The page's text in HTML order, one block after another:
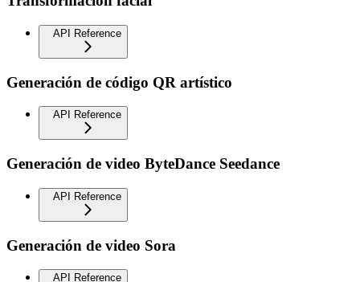
API Reference
Generación de código QR artístico
API Reference
Generación de video ByteDance Seedance
API Reference
Generación de video Sora
API Reference